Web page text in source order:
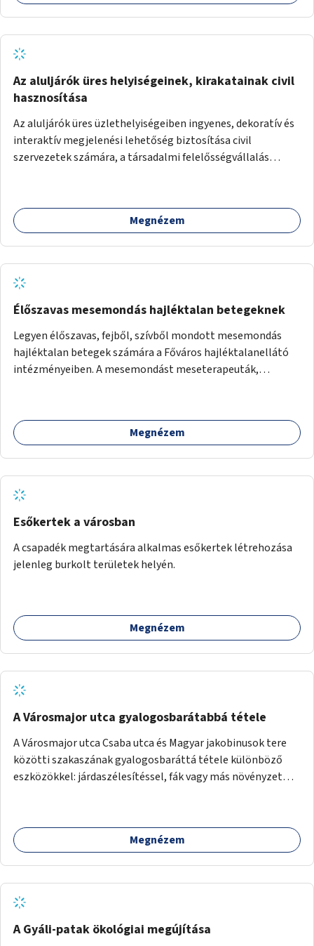
Az aluljárók üres helyiségeinek, kirakatainak civil
hasznosítása
Az aluljárók üres üzlethelyiségeiben ingyenes, dekoratív és
interaktív megjelenési lehetőség biztosítása civil
szervezetek számára, a társadalmi felelősségvállalás
például rajzokkal, kérdésekkel, üzenetküldési lehetőséggel
vagy akciónapokkal – bérleti és közüzemi díjak nélkül, a
Megnézem
Élőszavas mesemondás hajléktalan betegeknek
Legyen élőszavas, fejből, szívből mondott mesemondás
hajléktalan betegek számára a Főváros hajléktalanellátó
intézményeiben. A mesemondást meseterapeuták,
Megnézem
Esőkertek a városban
A csapadék megtartására alkalmas esőkertek létrehozása
jelenleg burkolt területek helyén.
Megnézem
A Városmajor utca gyalogosbarátabbá tétele
A Városmajor utca Csaba utca és Magyar jakobinusok tere
közötti szakaszának gyalogosbaráttá tétele különböző
eszközökkel: járdaszélesítéssel, fák vagy más növényzet
Megnézem
A Gyáli-patak ökológiai megújítása